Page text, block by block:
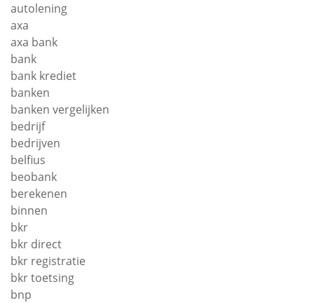
autolening
axa
axa bank
bank
bank krediet
banken
banken vergelijken
bedrijf
bedrijven
belfius
beobank
berekenen
binnen
bkr
bkr direct
bkr registratie
bkr toetsing
bnp